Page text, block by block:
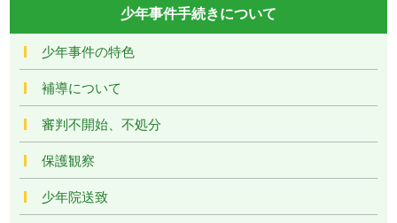
少年事件手続きについて
少年事件の特色
補導について
審判不開始、不処分
保護観察
少年院送致